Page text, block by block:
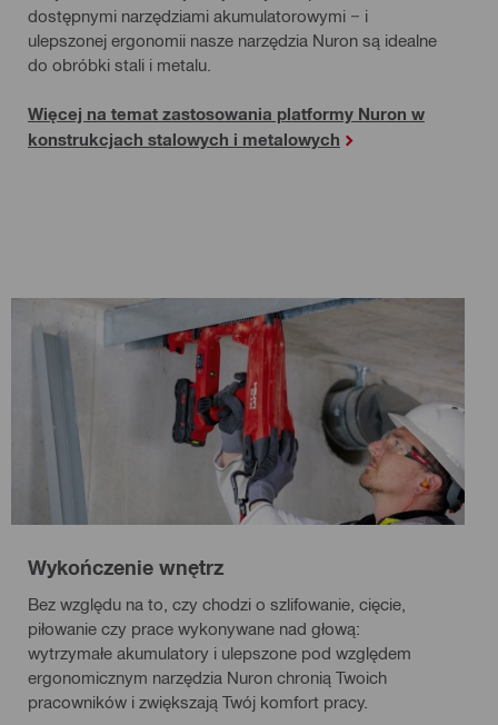
dostępnymi narzędziami akumulatorowymi − i
ulepszonej ergonomii nasze narzędzia Nuron są idealne
do obróbki stali i metalu.
Więcej na temat zastosowania platformy Nuron w
konstrukcjach stalowych i metalowych
Wykończenie wnętrz
Bez względu na to, czy chodzi o szlifowanie, cięcie,
piłowanie czy prace wykonywane nad głową:
wytrzymałe akumulatory i ulepszone pod względem
ergonomicznym narzędzia Nuron chronią Twoich
pracowników i zwiększają Twój komfort pracy.